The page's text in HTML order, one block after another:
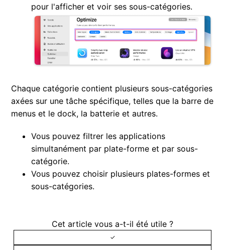
pour l'afficher et voir ses sous-catégories.
Chaque catégorie contient plusieurs sous-catégories
axées sur une tâche spécifique, telles que la barre de
menus et le dock, la batterie et autres.
Vous pouvez filtrer les applications
simultanément par plate-forme et par sous-
catégorie.
Vous pouvez choisir plusieurs plates-formes et
sous-catégories.
Cet article vous a-t-il été utile ?